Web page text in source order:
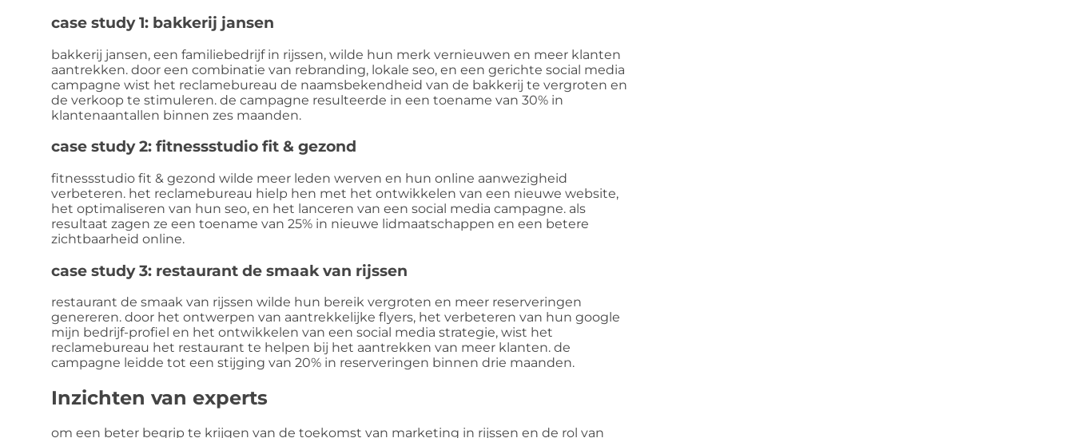
case study 1: bakkerij jansen
bakkerij jansen, een familiebedrijf in rijssen, wilde hun merk vernieuwen en meer klanten
aantrekken. door een combinatie van rebranding, lokale seo, en een gerichte social media
campagne wist het reclamebureau de naamsbekendheid van de bakkerij te vergroten en
de verkoop te stimuleren. de campagne resulteerde in een toename van 30% in
klantenaantallen binnen zes maanden.
case study 2: fitnessstudio fit & gezond
fitnessstudio fit & gezond wilde meer leden werven en hun online aanwezigheid
verbeteren. het reclamebureau hielp hen met het ontwikkelen van een nieuwe website,
het optimaliseren van hun seo, en het lanceren van een social media campagne. als
resultaat zagen ze een toename van 25% in nieuwe lidmaatschappen en een betere
zichtbaarheid online.
case study 3: restaurant de smaak van rijssen
restaurant de smaak van rijssen wilde hun bereik vergroten en meer reserveringen
genereren. door het ontwerpen van aantrekkelijke flyers, het verbeteren van hun google
mijn bedrijf-profiel en het ontwikkelen van een social media strategie, wist het
reclamebureau het restaurant te helpen bij het aantrekken van meer klanten. de
campagne leidde tot een stijging van 20% in reserveringen binnen drie maanden.
Inzichten van experts
om een beter begrip te krijgen van de toekomst van marketing in rijssen en de rol van